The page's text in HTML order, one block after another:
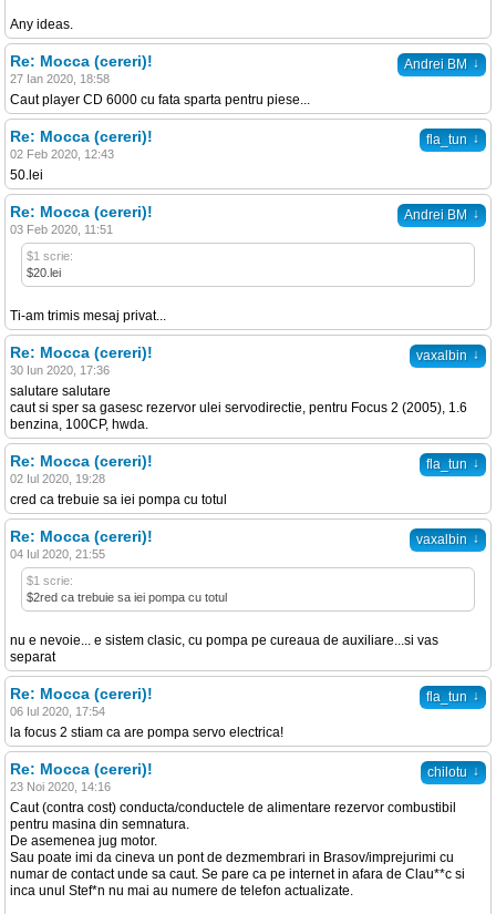
Any ideas.
Andrei BM ↓
Re: Mocca (cereri)!
27 Ian 2020, 18:58
Caut player CD 6000 cu fata sparta pentru piese...
fla_tun ↓
Re: Mocca (cereri)!
02 Feb 2020, 12:43
50.lei
Andrei BM ↓
Re: Mocca (cereri)!
03 Feb 2020, 11:51
$1 scrie:
$20.lei
Ti-am trimis mesaj privat...
vaxalbin ↓
Re: Mocca (cereri)!
30 Iun 2020, 17:36
salutare salutare
caut si sper sa gasesc rezervor ulei servodirectie, pentru Focus 2 (2005), 1.6
benzina, 100CP, hwda.
fla_tun ↓
Re: Mocca (cereri)!
02 Iul 2020, 19:28
cred ca trebuie sa iei pompa cu totul
vaxalbin ↓
Re: Mocca (cereri)!
04 Iul 2020, 21:55
$1 scrie:
$2red ca trebuie sa iei pompa cu totul
nu e nevoie... e sistem clasic, cu pompa pe cureaua de auxiliare...si vas
separat
fla_tun ↓
Re: Mocca (cereri)!
06 Iul 2020, 17:54
la focus 2 stiam ca are pompa servo electrica!
chilotu ↓
Re: Mocca (cereri)!
23 Noi 2020, 14:16
Caut (contra cost) conducta/conductele de alimentare rezervor combustibil
pentru masina din semnatura.
De asemenea jug motor.
Sau poate imi da cineva un pont de dezmembrari in Brasov/imprejurimi cu
numar de contact unde sa caut. Se pare ca pe internet in afara de Clau**c si
inca unul Stef*n nu mai au numere de telefon actualizate.